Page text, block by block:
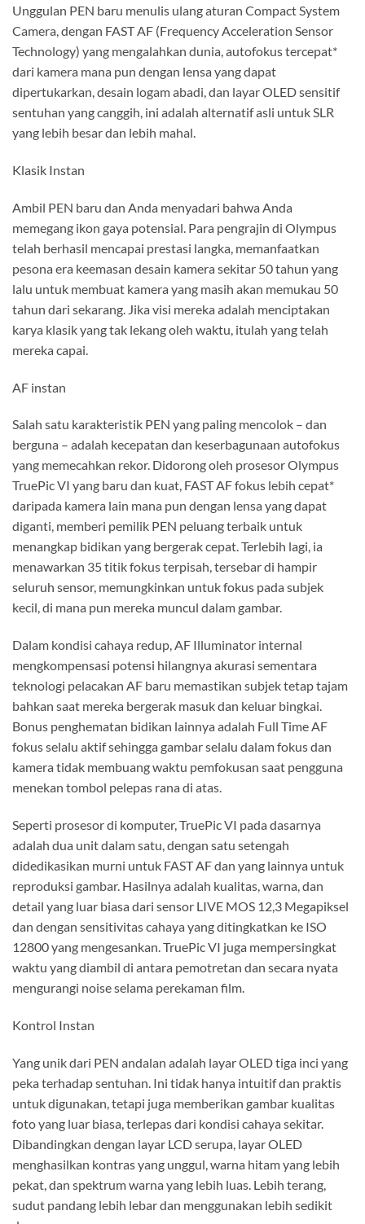
Unggulan PEN baru menulis ulang aturan Compact System
Camera, dengan FAST AF (Frequency Acceleration Sensor
Technology) yang mengalahkan dunia, autofokus tercepat*
dari kamera mana pun dengan lensa yang dapat
dipertukarkan, desain logam abadi, dan layar OLED sensitif
sentuhan yang canggih, ini adalah alternatif asli untuk SLR
yang lebih besar dan lebih mahal.
Klasik Instan
Ambil PEN baru dan Anda menyadari bahwa Anda
memegang ikon gaya potensial. Para pengrajin di Olympus
telah berhasil mencapai prestasi langka, memanfaatkan
pesona era keemasan desain kamera sekitar 50 tahun yang
lalu untuk membuat kamera yang masih akan memukau 50
tahun dari sekarang. Jika visi mereka adalah menciptakan
karya klasik yang tak lekang oleh waktu, itulah yang telah
mereka capai.
AF instan
Salah satu karakteristik PEN yang paling mencolok – dan
berguna – adalah kecepatan dan keserbagunaan autofokus
yang memecahkan rekor. Didorong oleh prosesor Olympus
TruePic VI yang baru dan kuat, FAST AF fokus lebih cepat*
daripada kamera lain mana pun dengan lensa yang dapat
diganti, memberi pemilik PEN peluang terbaik untuk
menangkap bidikan yang bergerak cepat. Terlebih lagi, ia
menawarkan 35 titik fokus terpisah, tersebar di hampir
seluruh sensor, memungkinkan untuk fokus pada subjek
kecil, di mana pun mereka muncul dalam gambar.
Dalam kondisi cahaya redup, AF Illuminator internal
mengkompensasi potensi hilangnya akurasi sementara
teknologi pelacakan AF baru memastikan subjek tetap tajam
bahkan saat mereka bergerak masuk dan keluar bingkai.
Bonus penghematan bidikan lainnya adalah Full Time AF
fokus selalu aktif sehingga gambar selalu dalam fokus dan
kamera tidak membuang waktu pemfokusan saat pengguna
menekan tombol pelepas rana di atas.
Seperti prosesor di komputer, TruePic VI pada dasarnya
adalah dua unit dalam satu, dengan satu setengah
didedikasikan murni untuk FAST AF dan yang lainnya untuk
reproduksi gambar. Hasilnya adalah kualitas, warna, dan
detail yang luar biasa dari sensor LIVE MOS 12,3 Megapiksel
dan dengan sensitivitas cahaya yang ditingkatkan ke ISO
12800 yang mengesankan. TruePic VI juga mempersingkat
waktu yang diambil di antara pemotretan dan secara nyata
mengurangi noise selama perekaman film.
Kontrol Instan
Yang unik dari PEN andalan adalah layar OLED tiga inci yang
peka terhadap sentuhan. Ini tidak hanya intuitif dan praktis
untuk digunakan, tetapi juga memberikan gambar kualitas
foto yang luar biasa, terlepas dari kondisi cahaya sekitar.
Dibandingkan dengan layar LCD serupa, layar OLED
menghasilkan kontras yang unggul, warna hitam yang lebih
pekat, dan spektrum warna yang lebih luas. Lebih terang,
sudut pandang lebih lebar dan menggunakan lebih sedikit